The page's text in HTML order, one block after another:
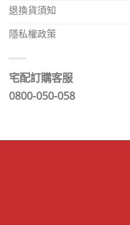
退換貨須知
隱私權政策
宅配訂購客服
0800-050-058